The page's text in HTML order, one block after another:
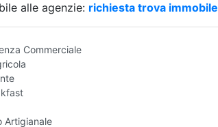
Commerciale
Artigianale
alle agenzie: richiesta trova immobile